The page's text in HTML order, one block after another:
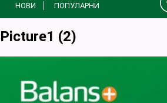
ПРОИЗВОДИ
НОВИ ПОПУЛАРНИ
Picture1 (2)